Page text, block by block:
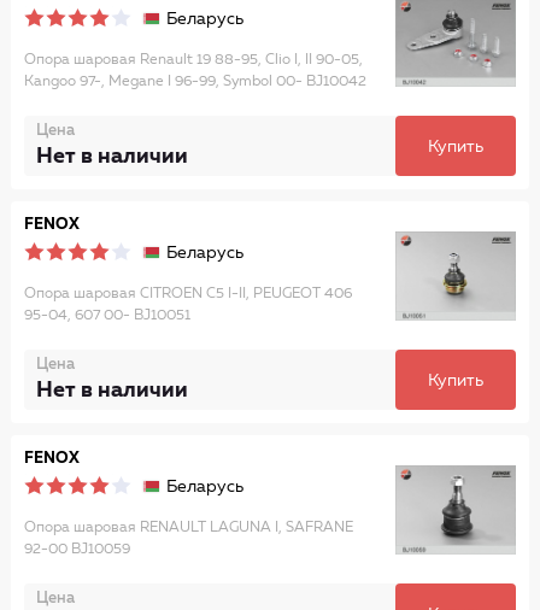
Беларусь
Опора шаровая Renault 19 88-95, Clio I, II 90-05,
Kangoo 97-, Megane I 96-99, Symbol 00- BJ10042
Цена
Нет в наличии Купить
FENOX
Беларусь
Опора шаровая CITROEN C5 I-II, PEUGEOT 406
95-04, 607 00- BJ10051
Цена
Нет в наличии Купить
FENOX
Беларусь
Опора шаровая RENAULT LAGUNA I, SAFRANE
92-00 BJ10059
Цена